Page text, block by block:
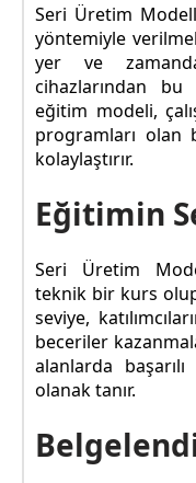
Seri Üretim
yöntemiyle
yer ve
cihazlarından
eğitim modeli,
programları olan
kolaylaştırır.
Eğitimin
Seri Üretim
teknik bir kurs
seviye,
beceriler
alanlarda
olanak tanır.